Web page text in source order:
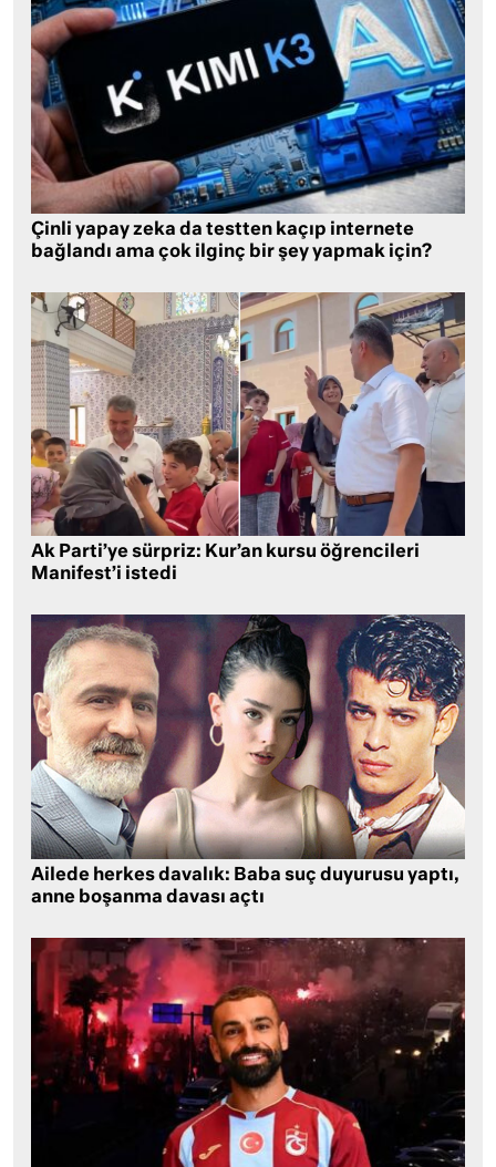
Çinli yapay zeka da testten kaçıp internete
bağlandı ama çok ilginç bir şey yapmak için?
Ak Parti’ye sürpriz: Kur’an kursu öğrencileri
Manifest’i istedi
Ailede herkes davalık: Baba suç duyurusu yaptı,
anne boşanma davası açtı